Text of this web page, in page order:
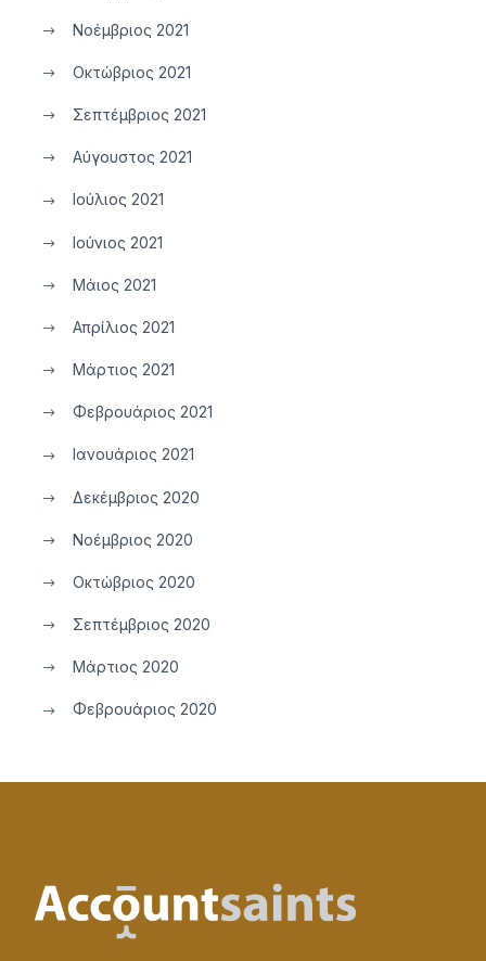
Νοέμβριος 2021
Οκτώβριος 2021
Σεπτέμβριος 2021
Αύγουστος 2021
Ιούλιος 2021
Ιούνιος 2021
Μάιος 2021
Απρίλιος 2021
Μάρτιος 2021
Φεβρουάριος 2021
Ιανουάριος 2021
Δεκέμβριος 2020
Νοέμβριος 2020
Οκτώβριος 2020
Σεπτέμβριος 2020
Μάρτιος 2020
Φεβρουάριος 2020